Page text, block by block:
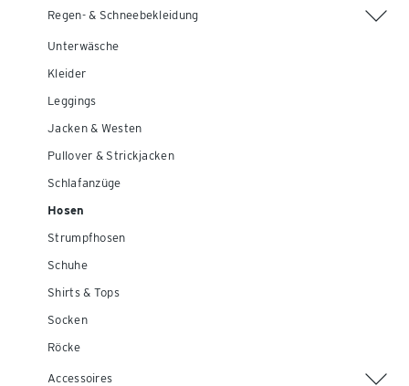
Regen- & Schneebekleidung
Unterwäsche
Kleider
Leggings
Jacken & Westen
Pullover & Strickjacken
Schlafanzüge
Hosen
Strumpfhosen
Schuhe
Shirts & Tops
Socken
Röcke
Accessoires